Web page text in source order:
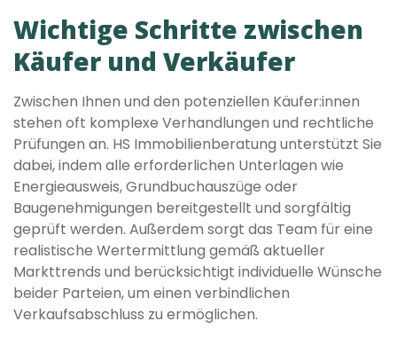
Wichtige Schritte zwischen
Käufer und Verkäufer
Zwischen Ihnen und den potenziellen Käufer:innen
stehen oft komplexe Verhandlungen und rechtliche
Prüfungen an. HS Immobilienberatung unterstützt Sie
dabei, indem alle erforderlichen Unterlagen wie
Energieausweis, Grundbuchauszüge oder
Baugenehmigungen bereitgestellt und sorgfältig
geprüft werden. Außerdem sorgt das Team für eine
realistische Wertermittlung gemäß aktueller
Markttrends und berücksichtigt individuelle Wünsche
beider Parteien, um einen verbindlichen
Verkaufsabschluss zu ermöglichen.